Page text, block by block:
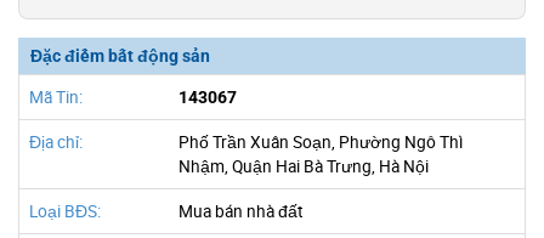
Đặc điểm bất động sản
Mã Tin: 143067
Địa chỉ:
Phố Trần Xuân Soạn, Phường Ngô Thì
Nhậm, Quận Hai Bà Trưng, Hà Nội
Loại BĐS: Mua bán nhà đất